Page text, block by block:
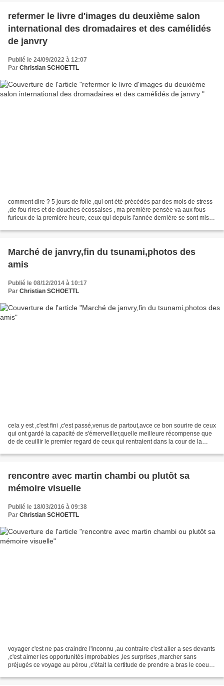
refermer le livre d'images du deuxième salon
international des dromadaires et des camélidés
de janvry
Publié le 24/09/2022 à 12:07
Par Christian SCHOETTL
comment dire ? 5 jours de folie ,qui ont été précédés par des mois de stress
,de fou rires et de douches écossaises , ma première pensée va aux fous
furieux de la première heure, ceux qui depuis l'année dernière se sont mis a
Marché de janvry,fin du tsunami,photos des
amis
Publié le 08/12/2014 à 10:17
Par Christian SCHOETTL
cela y est ,c'est fini ,c'est passé,venus de partout,avce ce bon sourire de ceux
qui ont gardé la capacité de s'émerveiller,quelle meilleure récompense que
de de ceuillir le premier regard de ceux qui rentraient dans la cour de la
rencontre avec martin chambi ou plutôt sa
mémoire visuelle
Publié le 18/03/2016 à 09:38
Par Christian SCHOETTL
voyager c'est ne pas craindre l'inconnu ,au contraire c'est aller a ses devants
,c'est aimer les opportunités improbables ,les surprises ,marcher sans
préjugés ce voyage au pérou ,c'était la certitude de prendre a bras le coeur